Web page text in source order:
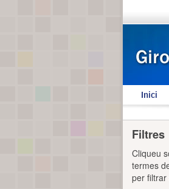
Inici
Filtres
Cliqueu
termes
per filtrar